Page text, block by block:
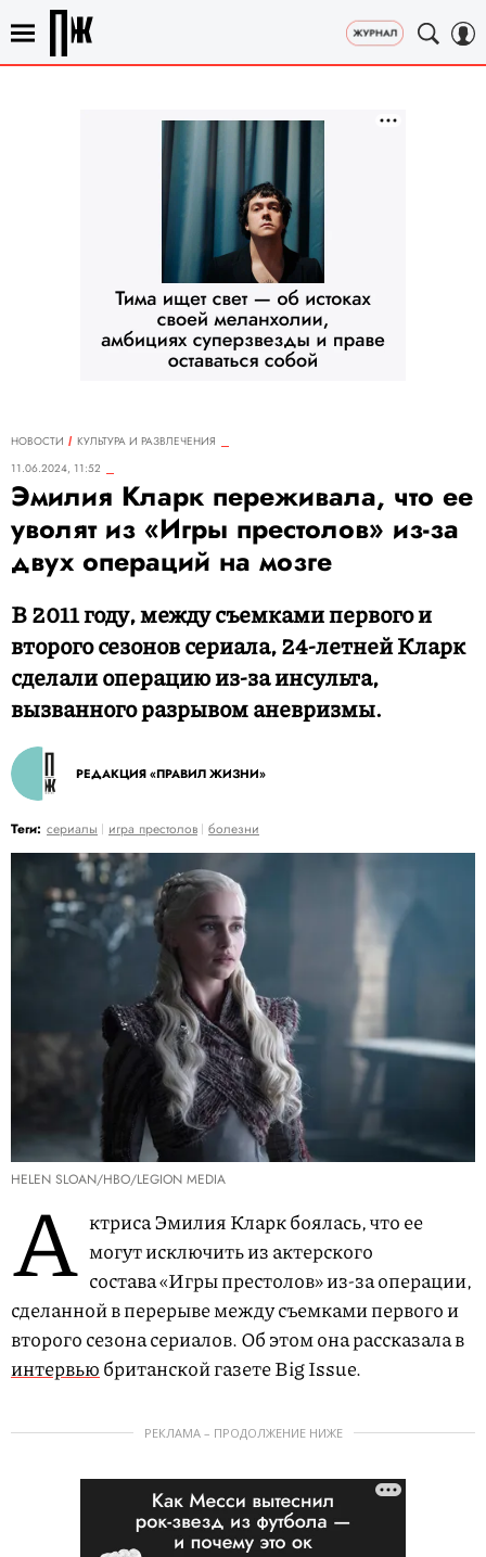
НОВОСТИ
КУЛЬТУРА И РАЗВЛЕЧЕНИЯ
11.06.2024, 11:52
Эмилия Кларк переживала, что ее
уволят из «Игры престолов» из-за
двух операций на мозге
В 2011 году, между съемками первого и
второго сезонов сериала, 24-летней Кларк
сделали операцию из-за инсульта,
вызванного разрывом аневризмы.
РЕДАКЦИЯ «ПРАВИЛ ЖИЗНИ»
Теги: сериалы игра престолов болезни
HELEN SLOAN/HBO/LEGION MEDIA
А ктриса Эмилия Кларк боялась, что ее
могут исключить из актерского
состава «Игры престолов» из-за операции,
сделанной в перерыве между съемками первого и
второго сезона сериалов. Об этом она рассказала в
интервьюбританской газете Big Issue.
РЕКЛАМА – ПРОДОЛЖЕНИЕ НИЖЕ